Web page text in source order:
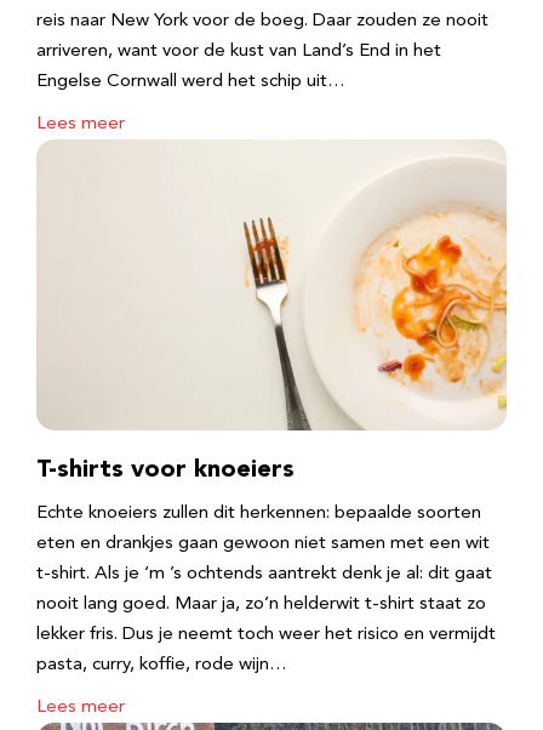
reis naar New York voor de boeg. Daar zouden ze nooit
arriveren, want voor de kust van Land’s End in het
Engelse Cornwall werd het schip uit…
Lees meer
T-shirts voor knoeiers
Echte knoeiers zullen dit herkennen: bepaalde soorten
eten en drankjes gaan gewoon niet samen met een wit
t-shirt. Als je ‘m ’s ochtends aantrekt denk je al: dit gaat
nooit lang goed. Maar ja, zo’n helderwit t-shirt staat zo
lekker fris. Dus je neemt toch weer het risico en vermijdt
pasta, curry, koffie, rode wijn…
Lees meer